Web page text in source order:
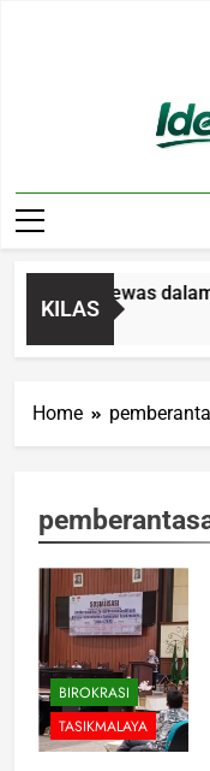
KILAS
Tahun Tewas dalam
Home
BIROKRASI
TASIKMALAYA